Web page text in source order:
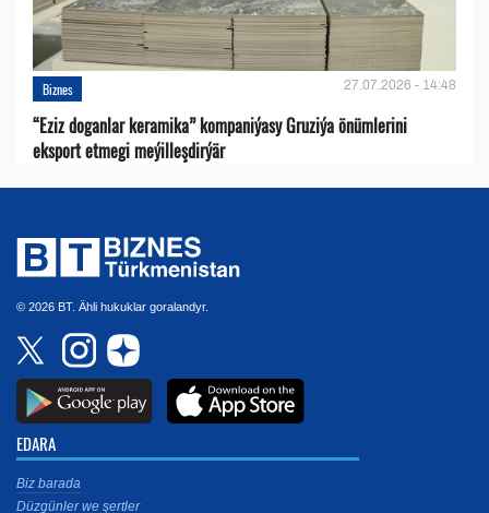
Biznes 27.07.2026 - 14:48
“Eziz doganlar keramika” kompaniýasy Gruziýa önümlerini
eksport etmegi meýilleşdirýär
© 2026 BT. Ähli hukuklar goralandyr.
EDARA
Biz barada
Düzgünler we şertler